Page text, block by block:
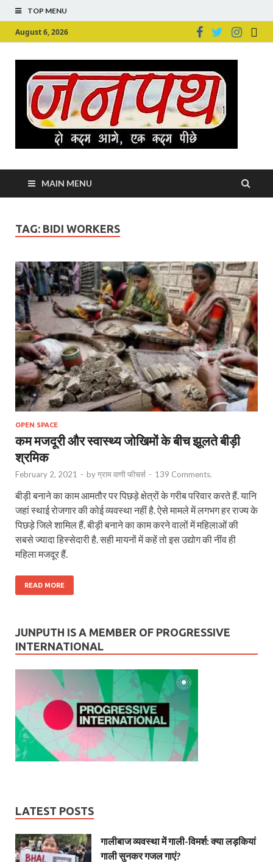
TOP MENU
August 6, 2026
MAIN MENU
TAG: BIDI WORKERS
OPEN SPACE
कम मजदूरी और स्वास्थ्य जोखिमों के बीच झूलते बीड़ी
श्रमिक
February 2, 2021 - byग्राम वाणी फीचर्स - 139 Comments.
बीड़ी बनाने का काम आमतौर पर पिछड़े क्षेत्रों के गरीब परिवार करते हैं. यानि
जहां स्थाई रोजगार की कोई व्यवस्था नहीं है. ऐसे मामले में लगभग हर राज्य के
पिछड़े जिले शामिल हैं. बीड़ी बनाने का काम करने वालों में महिलाओं की
सबसे ज्यादा हिस्सेदारी है. सही मायनों में कहें तो इस उद्योग की नींव ही
महिला मजदूर हैं.
READ MORE
JUNPUTH IS A MEMBER OF PROGRESSIVE
INTERNATIONAL
LATEST POSTS
गालीबाज व्‍यवस्‍था में गाली-विमर्श: क्या लड़कियां
गाली सुनकर गजल गाएं?